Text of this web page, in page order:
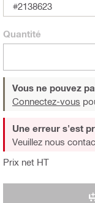
#2138623
Quantité
Vous ne pouvez
Connectez-vous
Prix net HT
Une erreur s'est
Veuillez nous